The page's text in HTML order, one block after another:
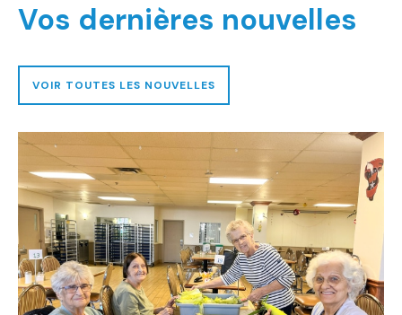
Vos dernières nouvelles
VOIR TOUTES LES NOUVELLES